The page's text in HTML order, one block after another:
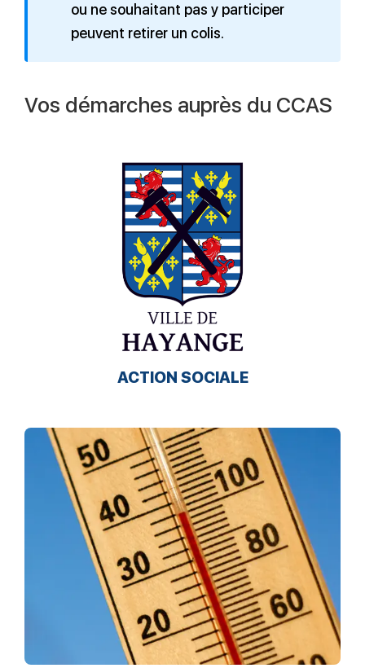
ou ne souhaitant pas y participer
peuvent retirer un colis.
Vos démarches auprès du CCAS
ACTION SOCIALE